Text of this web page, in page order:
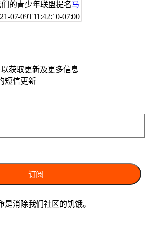
的青少年联盟提名马
07-09T11:42:10-07:00
获取更新及更多信息
短信更新
是消除我们社区的饥饿。